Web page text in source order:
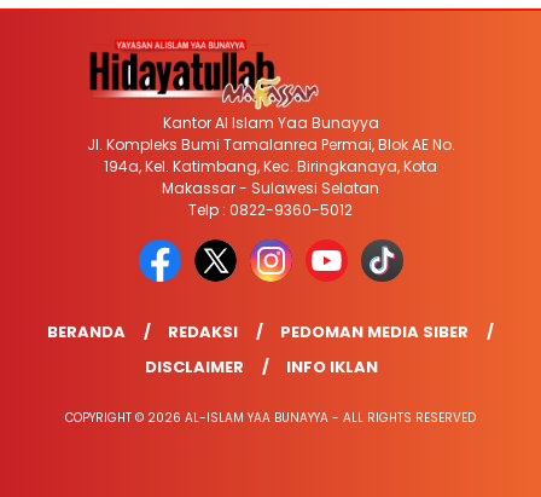
Kantor Al Islam Yaa Bunayya
Jl. Kompleks Bumi Tamalanrea Permai, Blok AE No.
194a, Kel. Katimbang, Kec. Biringkanaya, Kota
Makassar - Sulawesi Selatan
Telp : 0822-9360-5012
BERANDA REDAKSI
PEDOMAN MEDIA SIBER
DISCLAIMER
INFO IKLAN
COPYRIGHT © 2026 AL-ISLAM YAA BUNAYYA - ALL RIGHTS RESERVED